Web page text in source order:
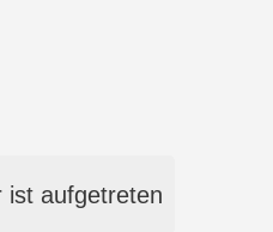
ist aufgetreten